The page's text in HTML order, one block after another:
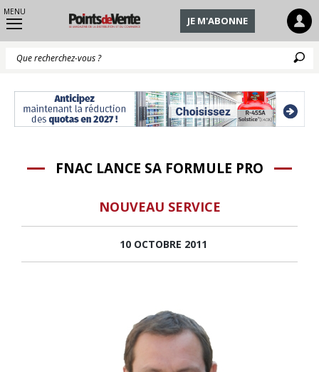
MENU
JE M'ABONNE
FNAC LANCE SA FORMULE PRO
NOUVEAU SERVICE
10 OCTOBRE 2011